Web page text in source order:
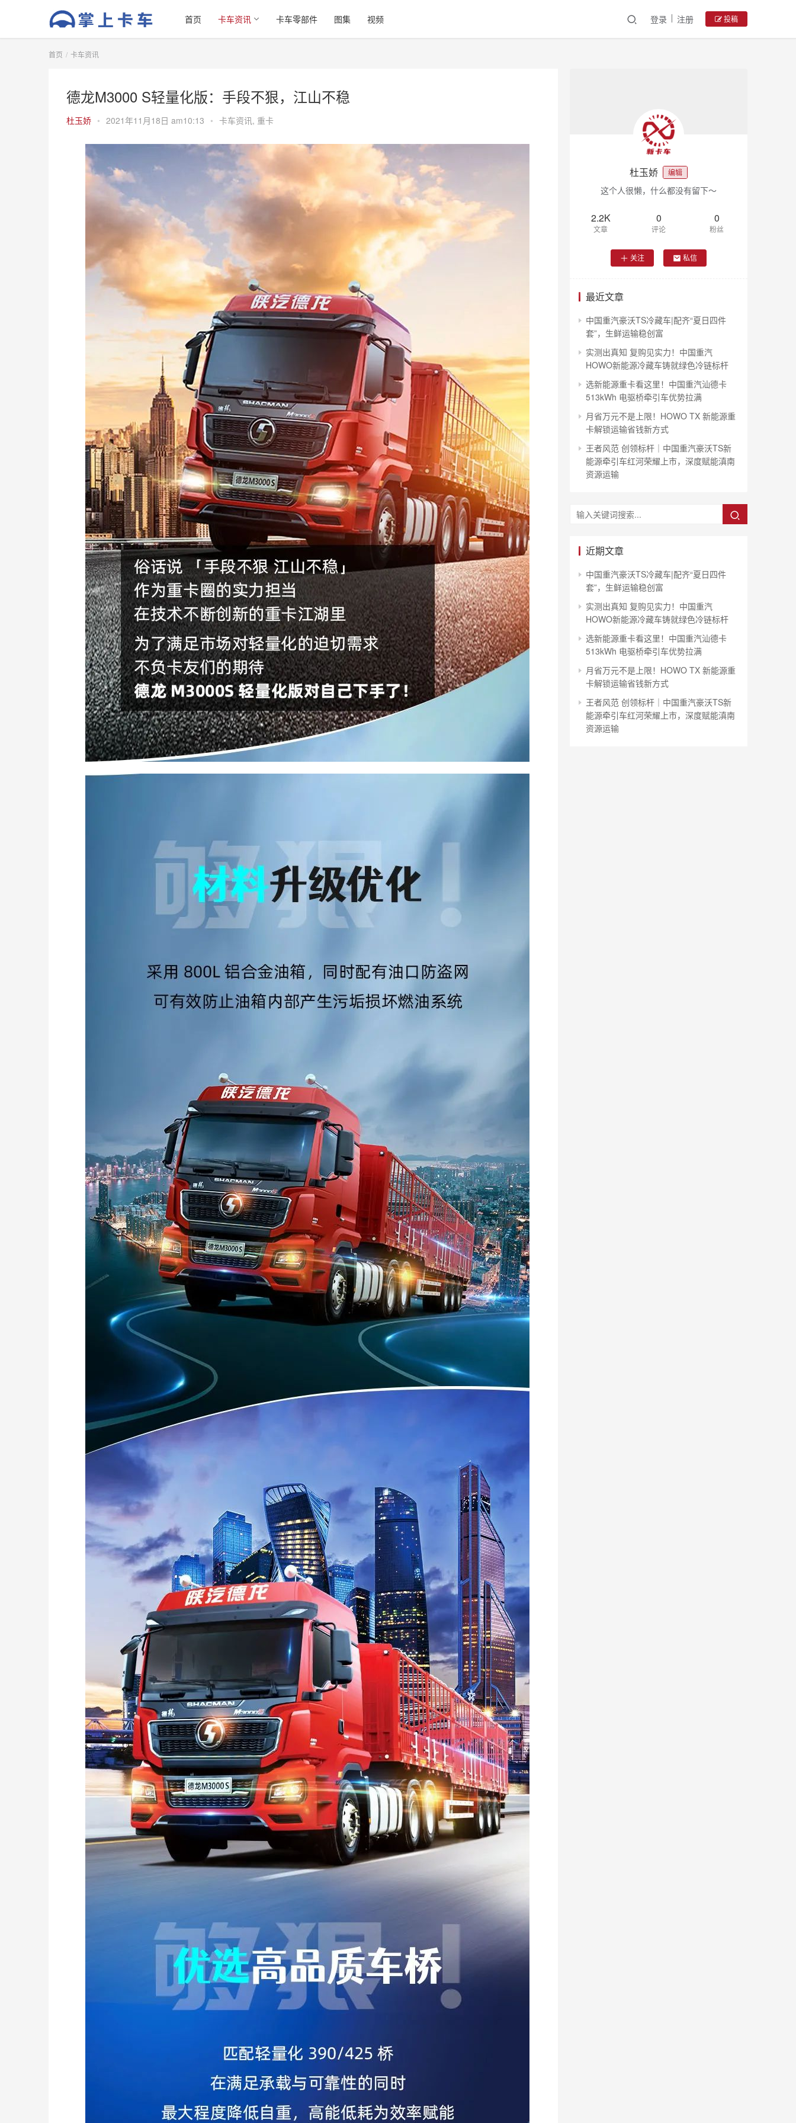
首页 卡车资讯 卡车零部件 图集 视频 登录 注册 投稿
首页 卡车资讯
德龙M3000 S轻量化版：手段不狠，江山不稳
杜玉娇 • 2021年11月18日 am10:13 • 卡车资讯, 重卡
杜玉娇 编辑
这个人很懒，什么都没有留下～
2.2K
文章
0
评论
0
粉丝
关注 私信
最近文章
中国重汽豪沃TS冷藏车|配齐“夏日四件
套”，生鲜运输稳创富
实测出真知 复购见实力！中国重汽
HOWO新能源冷藏车铸就绿色冷链标杆
选新能源重卡看这里！中国重汽汕德卡
513kWh 电驱桥牵引车优势拉满
月省万元不是上限！HOWO TX 新能源重
卡解锁运输省钱新方式
王者风范 创领标杆｜中国重汽豪沃TS新
能源牵引车红河荣耀上市，深度赋能滇南
资源运输
近期文章
中国重汽豪沃TS冷藏车|配齐“夏日四件
套”，生鲜运输稳创富
实测出真知 复购见实力！中国重汽
HOWO新能源冷藏车铸就绿色冷链标杆
选新能源重卡看这里！中国重汽汕德卡
513kWh 电驱桥牵引车优势拉满
月省万元不是上限！HOWO TX 新能源重
卡解锁运输省钱新方式
王者风范 创领标杆｜中国重汽豪沃TS新
能源牵引车红河荣耀上市，深度赋能滇南
资源运输